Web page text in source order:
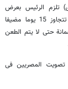
تلزم الرئیس بعرض
مشروع الدستور (بعد تلقیه) على الاستفتاء فی مدة لا تتجاوز 15 یوما مضیفا
حتى لا یتم الطعن
تصویت المصریین فی